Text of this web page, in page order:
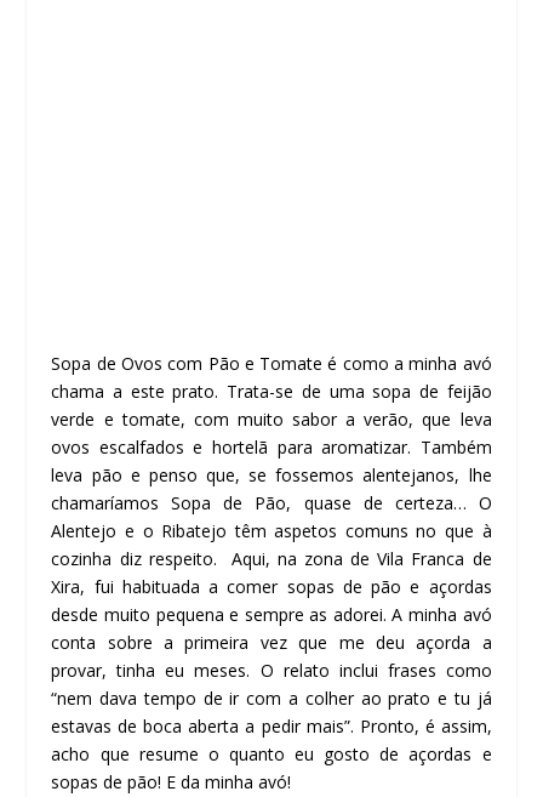
Sopa de Ovos com Pão e Tomate é como a minha avó
chama a este prato. Trata-se de uma sopa de feijão
verde e tomate, com muito sabor a verão, que leva
ovos escalfados e hortelã para aromatizar. Também
leva pão e penso que, se fossemos alentejanos, lhe
chamaríamos Sopa de Pão, quase de certeza… O
Alentejo e o Ribatejo têm aspetos comuns no que à
cozinha diz respeito. Aqui, na zona de Vila Franca de
Xira, fui habituada a comer sopas de pão e açordas
desde muito pequena e sempre as adorei. A minha avó
conta sobre a primeira vez que me deu açorda a
provar, tinha eu meses. O relato inclui frases como
“nem dava tempo de ir com a colher ao prato e tu já
estavas de boca aberta a pedir mais”. Pronto, é assim,
acho que resume o quanto eu gosto de açordas e
sopas de pão! E da minha avó!